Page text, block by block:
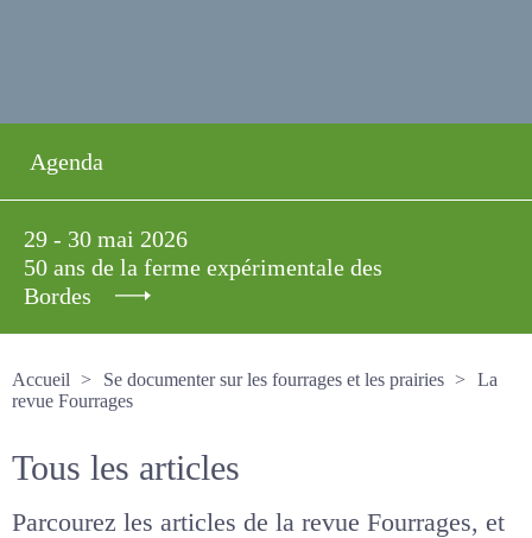
Agenda
29 - 30 mai 2026
50 ans de la ferme expérimentale des
Bordes
Accueil Se documenter sur les fourrages et les prairies
La
revue Fourrages
Tous les articles
Parcourez les articles de la revue Fourrages, et